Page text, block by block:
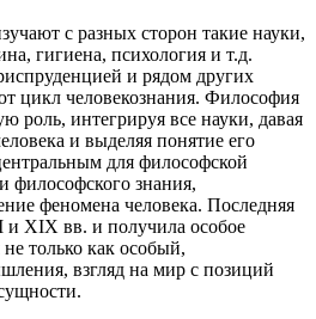
с разных сторон такие науки,
гигиена, психология и т.д.
и рядом других
цикл человекознания. Философия
роль, интегрируя все науки, давая
и выделяя понятие его
для философской
философского знания,
феномена человека. Последняя
и XIX вв. и получила особое
только как особый,
взгляд на мир с позиций